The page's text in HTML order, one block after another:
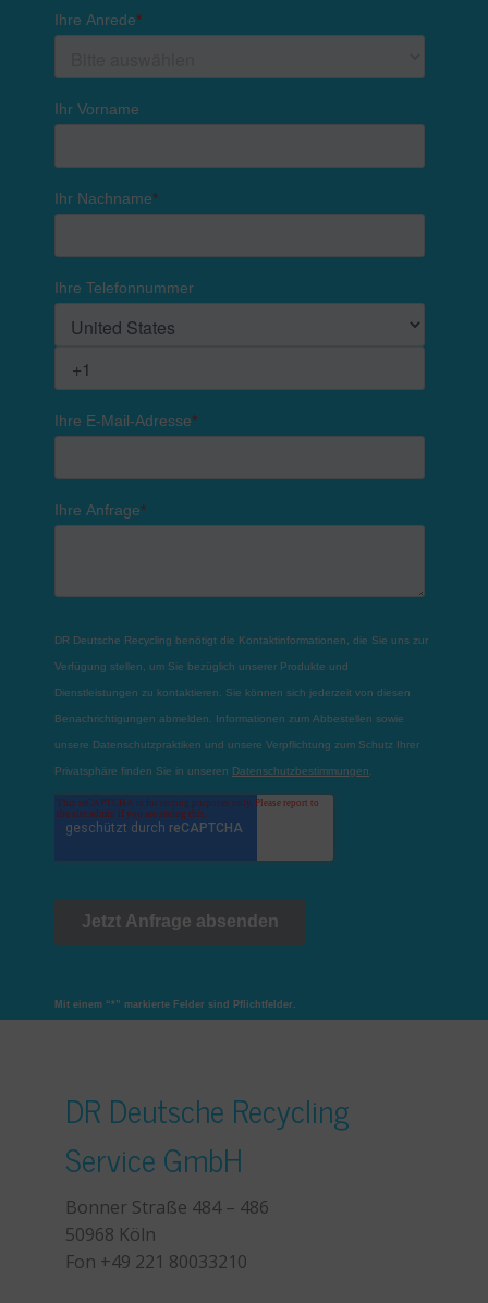
Mit einem “*” markierte Felder sind Pflichtfelder.
DR Deutsche Recycling
Service GmbH
Bonner Straße 484 – 486
50968 Köln
Fon +49 221 80033210